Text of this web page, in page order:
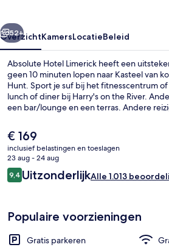
Volgende
52+
OverzichtKamersLocatieBeleid
Absolute Hotel Limerick heeft een
geen 10 minuten lopen naar Kasteel van
Hunt. Sport je suf bij het fitnesscentrum
lunch of diner bij Harry's on the River.
een bar/lounge en een terras. Andere
restaurant.
De
huidige
prijs
is
€ 169
€ 169
inclusief belastingen en toeslagen
23 aug - 24 aug
Beoordelingen
9,49,4 op 10 –
UitzonderlijkAlle 1.013
Populaire voorzieningen
Gratis parkeren